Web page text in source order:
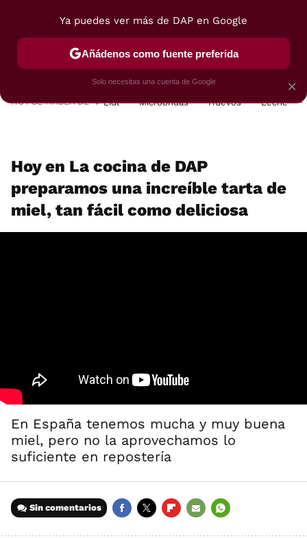
POSTRES VIAJES SELECCIÓN VEGUI
HOY SE HABLA DE Lidl Microondas Huevos Leche
Hoy en La cocina de DAP
preparamos una increíble tarta de
miel, tan fácil como deliciosa
En España tenemos mucha y muy buena
miel, pero no la aprovechamos lo
suficiente en repostería
Sin comentarios
×
Ya puedes ver más de DAP en Google
Añádenos como fuente preferida
Solo necesitas una cuenta de Google